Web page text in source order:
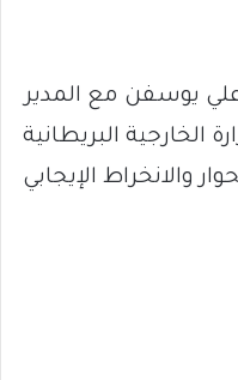
يوسفن مع المدير
الخارجية البريطانية
والانخراط الإيجابي